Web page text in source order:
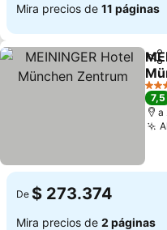
Mira precios de 11 páginas
3
7,5
a
De $ 273.374
Mira precios de 2 páginas